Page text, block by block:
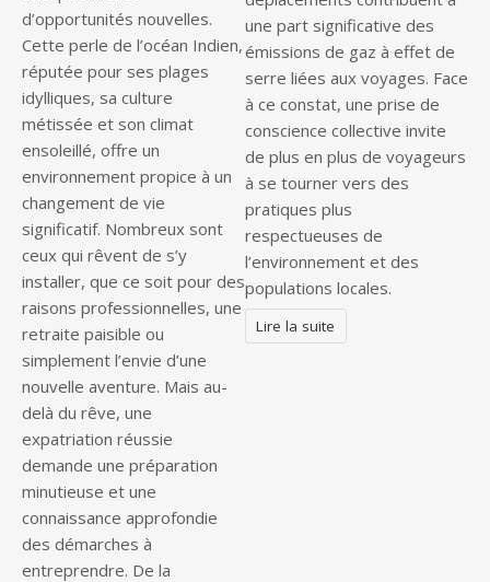
d’opportunités nouvelles.
Cette perle de l’océan Indien,
réputée pour ses plages
idylliques, sa culture
métissée et son climat
ensoleillé, offre un
environnement propice à un
changement de vie
significatif. Nombreux sont
ceux qui rêvent de s’y
installer, que ce soit pour des
raisons professionnelles, une
retraite paisible ou
simplement l’envie d’une
nouvelle aventure. Mais au-
delà du rêve, une
expatriation réussie
demande une préparation
minutieuse et une
connaissance approfondie
des démarches à
entreprendre. De la
une part significative des
émissions de gaz à effet de
serre liées aux voyages. Face
à ce constat, une prise de
conscience collective invite
de plus en plus de voyageurs
à se tourner vers des
pratiques plus
respectueuses de
l’environnement et des
populations locales.
Lire la suite